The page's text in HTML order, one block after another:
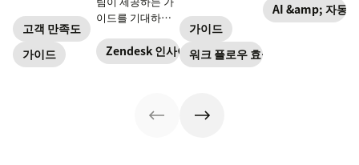
고객 만족도
가이드
이드를 기대하고
Zendesk 도구를
이용해 안전하게
수 있는 방법을 알
Zendesk 인사이트
가이드
워크 플로우 효율성
터를 살펴보세요.
AI &amp; 자동화